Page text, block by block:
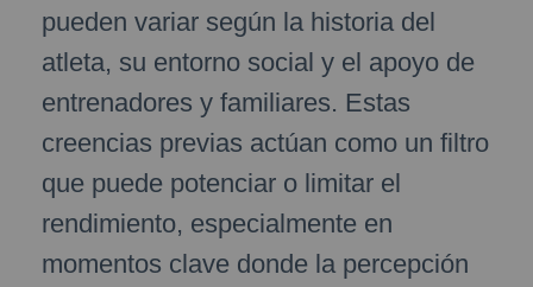
pueden variar según la historia del
atleta, su entorno social y el apoyo de
entrenadores y familiares. Estas
creencias previas actúan como un filtro
que puede potenciar o limitar el
rendimiento, especialmente en
momentos clave donde la percepción